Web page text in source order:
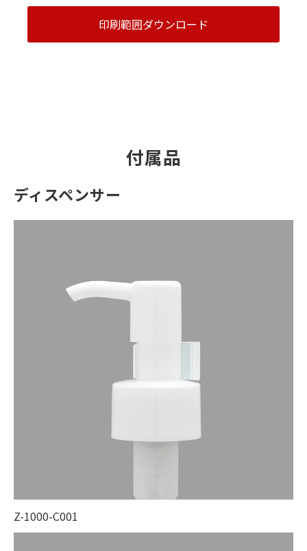
印刷範囲ダウンロード
付属品
ディスペンサー
Z-1000-C001